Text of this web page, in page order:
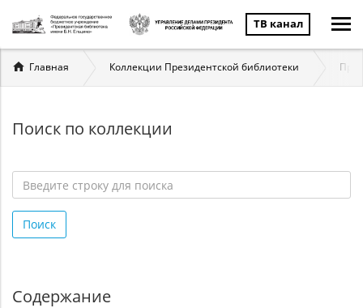
ТВ канал
Вы
здесь
Главная Коллекции Президентской библиотеки
Поиск по коллекции
строку
для
Поиск
Содержание